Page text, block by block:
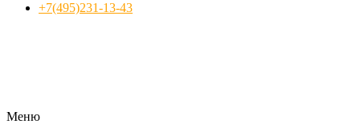
+7(495)231-13-43
Меню